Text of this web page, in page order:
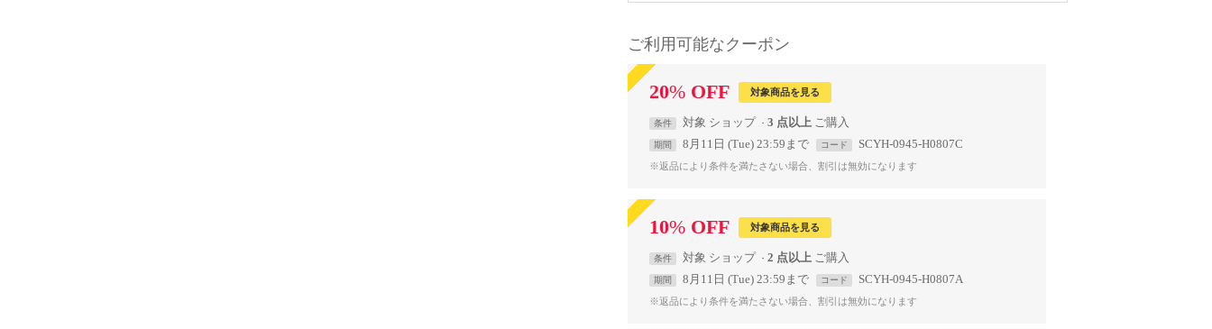
ご利用可能なクーポン
20% OFF 対象商品を見る
条件 対象 ショップ 3 点以上
期間 8月11日 (Tue) 23:59まで コード SCYH-0945-H0807C
※返品により条件を満たさない場合、割引は無効になります
10% OFF 対象商品を見る
条件 対象 ショップ 2 点以上
期間 8月11日 (Tue) 23:59まで コード SCYH-0945-H0807A
※返品により条件を満たさない場合、割引は無効になります